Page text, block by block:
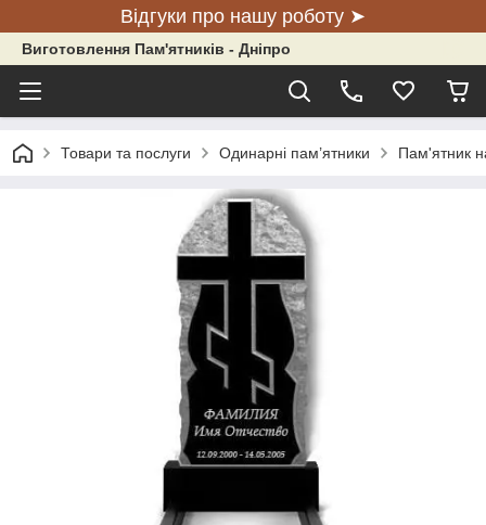
Відгуки про нашу роботу ➤
Виготовлення Пам'ятників - Дніпро
Товари та послуги Одинарні пам’ятники Пам'ятник